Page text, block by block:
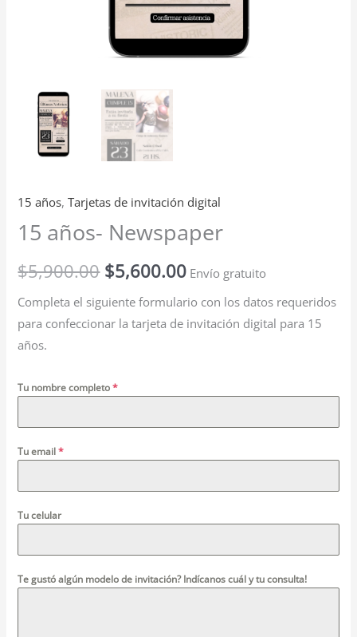
15 años,Tarjetas de invitación digital
15 años- Newspaper
$5,900.00 $5,600.00 Envío gratuito
Completa el siguiente formulario con los datos requeridos
para confeccionar la tarjeta de invitación digital para 15
años.
Tu nombre completo*
Tu email*
Tu celular
Te gustó algún modelo de invitación? Indícanos cuál y tu consulta!